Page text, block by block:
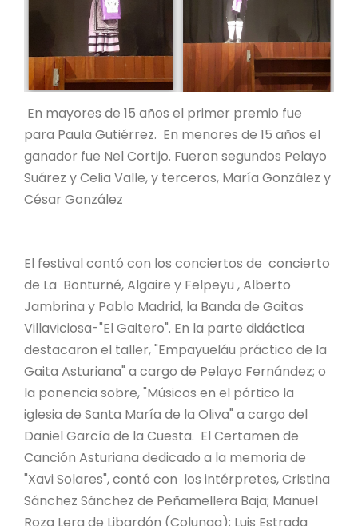
En mayores de 15 años el primer premio fue
para Paula Gutiérrez. En menores de 15 años el
ganador fue Nel Cortijo. Fueron segundos Pelayo
Suárez y Celia Valle, y terceros, María González y
César González
El festival contó con los conciertos de concierto
de La Bonturné, Algaire y Felpeyu , Alberto
Jambrina y Pablo Madrid, la Banda de Gaitas
Villaviciosa-"El Gaitero". En la parte didáctica
destacaron el taller, "Empayueláu práctico de la
Gaita Asturiana" a cargo de Pelayo Fernández; o
la ponencia sobre, "Músicos en el pórtico la
iglesia de Santa María de la Oliva" a cargo del
Daniel García de la Cuesta. El Certamen de
Canción Asturiana dedicado a la memoria de
"Xavi Solares", contó con los intérpretes, Cristina
Sánchez Sánchez de Peñamellera Baja; Manuel